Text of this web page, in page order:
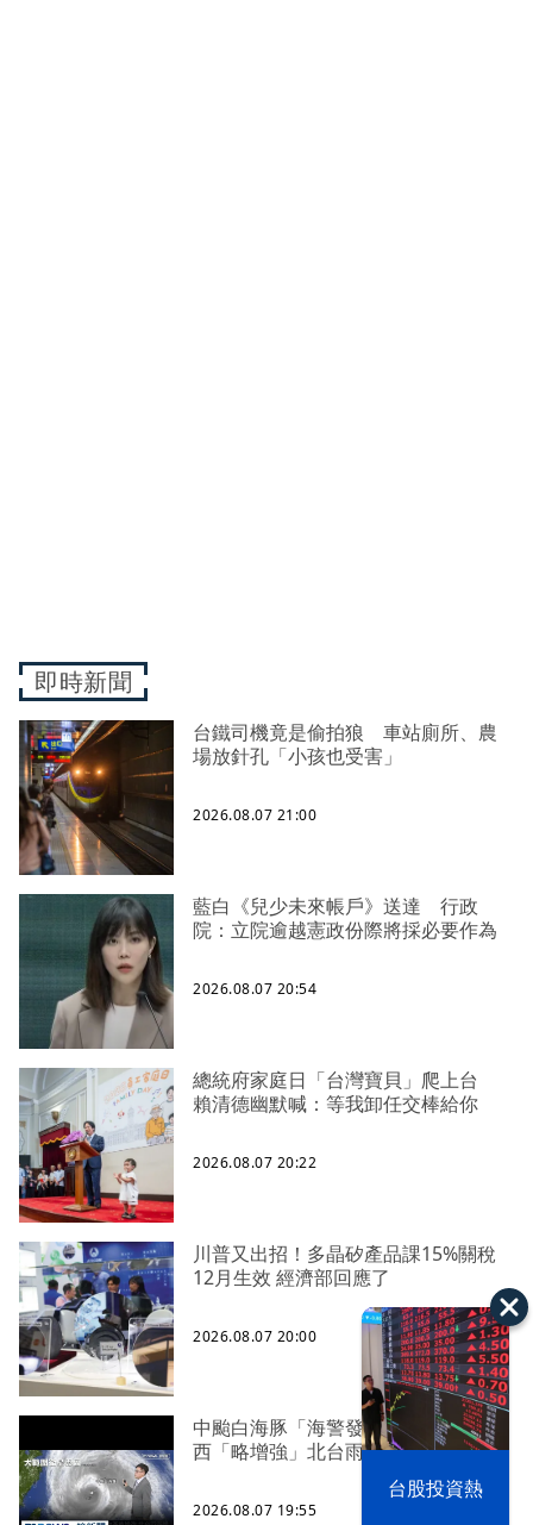
台股投資熱
即時新聞
台鐵司機竟是偷拍狼 車站廁所、農
場放針孔「小孩也受害」
2026.08.07 21:00
藍白《兒少未來帳戶》送達 行政
院：立院逾越憲政份際將採必要作為
2026.08.07 20:54
總統府家庭日「台灣寶貝」爬上台
賴清德幽默喊：等我卸任交棒給你
2026.08.07 20:22
川普又出招！多晶矽產品課15%關稅
12月生效 經濟部回應了
2026.08.07 20:00
中颱白海豚「海警發布」！ 路徑向
西「略增強」北台雨漸增
2026.08.07 19:55